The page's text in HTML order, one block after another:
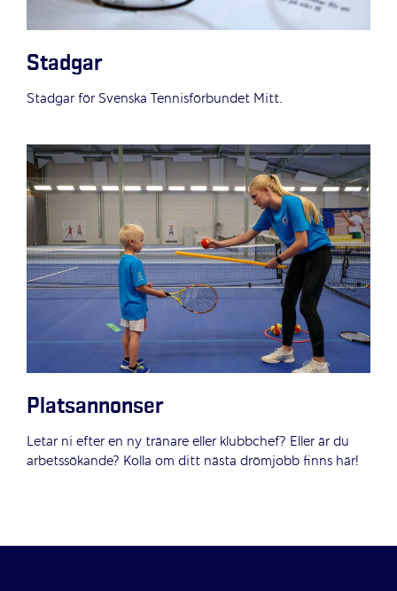
Stadgar
Stadgar för Svenska Tennisförbundet Mitt.
Platsannonser
Letar ni efter en ny tränare eller klubbchef? Eller är du
arbetssökande? Kolla om ditt nästa drömjobb finns här!